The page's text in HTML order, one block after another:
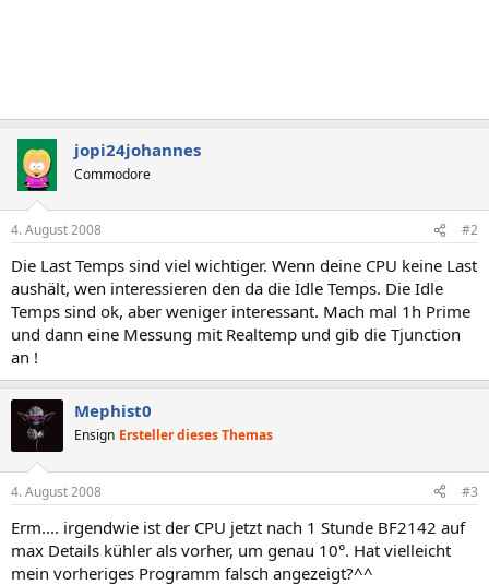
jopi24johannes
Commodore
4. August 2008 #2
Die Last Temps sind viel wichtiger. Wenn deine CPU keine Last
aushält, wen interessieren den da die Idle Temps. Die Idle
Temps sind ok, aber weniger interessant. Mach mal 1h Prime
und dann eine Messung mit Realtemp und gib die Tjunction
an !
Mephist0
Ensign Ersteller dieses Themas
4. August 2008 #3
Erm.... irgendwie ist der CPU jetzt nach 1 Stunde BF2142 auf
max Details kühler als vorher, um genau 10°. Hat vielleicht
mein vorheriges Programm falsch angezeigt?^^